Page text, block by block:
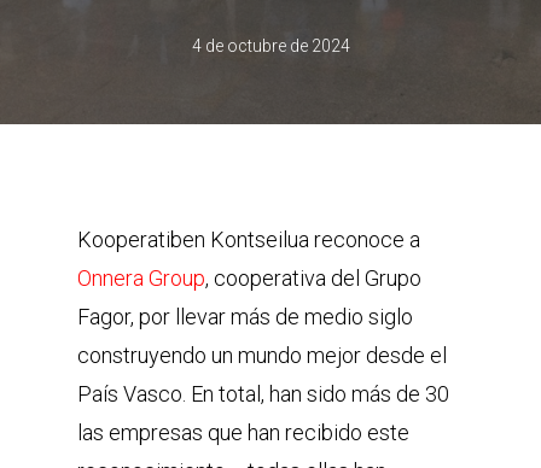
4 de octubre de 2024
Kooperatiben Kontseilua reconoce a
Onnera Group, cooperativa del Grupo
Fagor, por llevar más de medio siglo
construyendo un mundo mejor desde el
País Vasco. En total, han sido más de 30
las empresas que han recibido este